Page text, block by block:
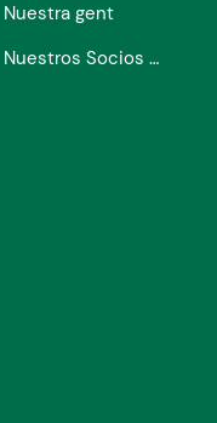
Nuestra gent
Nuestros Socios de Sostenibilidad